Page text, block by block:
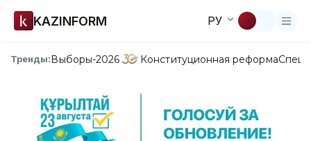
KAZINFORM РУ
Тренды:Выборы-2026 Конституционная реформа